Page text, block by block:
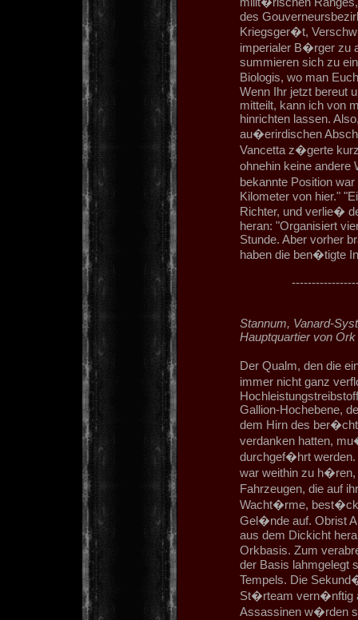
des
Kriegsger�t,
imperialer B�rger zu
summieren sich zu
Biologis, wo man
Wenn Ihr jetzt bereut
mitteilt, kann ich von
hinrichten lassen.
au�erirdischen
Vancetta z�gerte
ohnehin keine andere
bekannte Position
Kilometer von hier."
Richter, und verlie�
heran: "Organisiert
Stunde. Aber vorher
haben die ben�tigte
Stannum, Vanard-
Hauptquartier von
Der Qualm, den die
immer nicht ganz
Gallion-Hochebene,
dem Hirn des
verdanken hatten,
durchgef�hrt
war weithin zu h�ren,
Fahrzeugen, die auf
Wacht�rme,
Gel�nde auf. Obrist
aus dem Dickicht
Orkbasis. Zum
der Basis lahmgelegt
Tempels. Die
St�rteam vern�nftig
Assassinen w�rden